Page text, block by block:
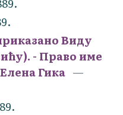
Виду
- Право име
Гика